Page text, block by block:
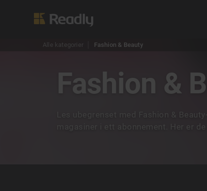
Alle kategorier Fashion & Beauty
Fashion &
Les ubegrenset med Fashion &
magasiner i ett abonnement. Her er